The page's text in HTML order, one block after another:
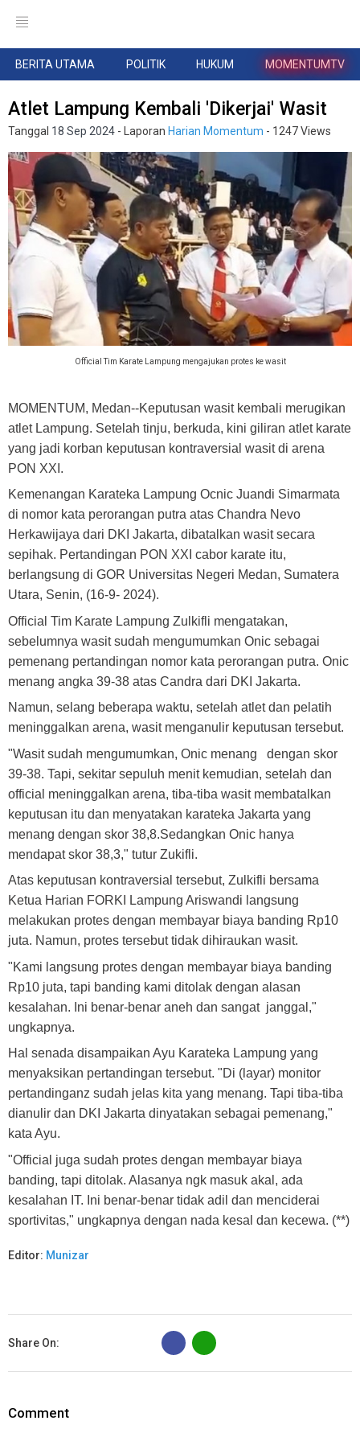
BERITA UTAMA POLITIK HUKUM MOMENTUMTV
Atlet Lampung Kembali 'Dikerjai' Wasit
Tanggal 18 Sep 2024 - Laporan Harian Momentum - 1247 Views
Official Tim Karate Lampung mengajukan protes ke wasit
MOMENTUM, Medan--Keputusan wasit kembali merugikan
atlet Lampung. Setelah tinju, berkuda, kini giliran atlet karate
yang jadi korban keputusan kontraversial wasit di arena
PON XXI.
Kemenangan Karateka Lampung Ocnic Juandi Simarmata
di nomor kata perorangan putra atas Chandra Nevo
Herkawijaya dari DKI Jakarta, dibatalkan wasit secara
sepihak. Pertandingan PON XXI cabor karate itu,
berlangsung di GOR Universitas Negeri Medan, Sumatera
Utara, Senin, (16-9- 2024).
Official Tim Karate Lampung Zulkifli mengatakan,
sebelumnya wasit sudah mengumumkan Onic sebagai
pemenang pertandingan nomor kata perorangan putra. Onic
menang angka 39-38 atas Candra dari DKI Jakarta.
Namun, selang beberapa waktu, setelah atlet dan pelatih
meninggalkan arena, wasit menganulir keputusan tersebut.
"Wasit sudah mengumumkan, Onic menang dengan skor
39-38. Tapi, sekitar sepuluh menit kemudian, setelah dan
official meninggalkan arena, tiba-tiba wasit membatalkan
keputusan itu dan menyatakan karateka Jakarta yang
menang dengan skor 38,8.Sedangkan Onic hanya
mendapat skor 38,3," tutur Zukifli.
Atas keputusan kontraversial tersebut, Zulkifli bersama
Ketua Harian FORKI Lampung Ariswandi langsung
melakukan protes dengan membayar biaya banding Rp10
juta. Namun, protes tersebut tidak dihiraukan wasit.
"Kami langsung protes dengan membayar biaya banding
Rp10 juta, tapi banding kami ditolak dengan alasan
kesalahan. Ini benar-benar aneh dan sangat janggal,"
ungkapnya.
Hal senada disampaikan Ayu Karateka Lampung yang
menyaksikan pertandingan tersebut. "Di (layar) monitor
pertandinganz sudah jelas kita yang menang. Tapi tiba-tiba
dianulir dan DKI Jakarta dinyatakan sebagai pemenang,"
kata Ayu.
"Official juga sudah protes dengan membayar biaya
banding, tapi ditolak. Alasanya ngk masuk akal, ada
kesalahan IT. Ini benar-benar tidak adil dan menciderai
sportivitas," ungkapnya dengan nada kesal dan kecewa. (**)
Editor: Munizar
Share On:
B
Comment